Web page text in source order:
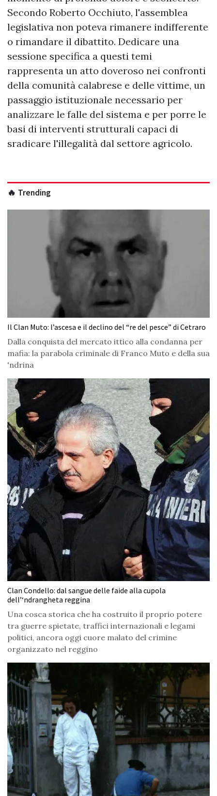
Secondo Roberto Occhiuto, l'assemblea
legislativa non poteva rimanere indifferente
o rimandare il dibattito. Dedicare una
sessione specifica a questi temi
rappresenta un atto doveroso nei confronti
della comunità calabrese e delle vittime, un
passaggio istituzionale necessario per
analizzare le falle del sistema e per porre le
basi di interventi strutturali capaci di
sradicare l'illegalità dal settore agricolo.
🔥 Trending
Il Clan Muto: l’ascesa e il declino del “re del pesce” di Cetraro
Dalla conquista del mercato ittico alla condanna per
mafia: la parabola criminale di Franco Muto e della sua
'ndrina
Clan Condello: dal sangue delle faide alla cupola
dell’‘ndrangheta reggina
Una cosca storica che ha costruito il proprio potere
tra guerre spietate, traffici internazionali e legami
politici, ancora oggi cuore malato del crimine
organizzato nel reggino